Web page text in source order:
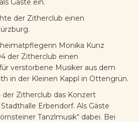
Gäste ein.
der Zitherclub einen
Monika Kunz
der Zitherclub einen
verstorbene Musiker aus dem
in der Kleinen Kappl in Ottengrün.
Zitherclub das Konzert
Erbendorf. Als Gäste
Tanzlmusik“ dabei. Bei